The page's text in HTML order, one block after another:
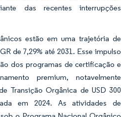
das recentes interrupções
estão em uma trajetória de
de 7,29% até 2031. Esse impulso
dos programas de certificação e
premium, notavelmente
Transição Orgânica de USD 300
em 2024. As atividades de